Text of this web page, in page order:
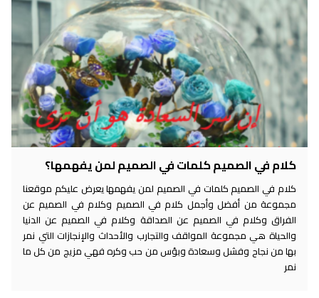
كلام في الصميم كلمات في الصميم لمن يفهمها؟
كلام في الصميم كلمات في الصميم لمن يفهمها يعرض عليكم موقعنا
مجموعة من أفضل وأجمل كلام في الصميم وكلام في الصميم عن
الفراق وكلام في الصميم عن الصداقة وكلام في الصميم عن الدنيا
والحياة هي مجموعة المواقف والتجارب والأحداث والإنجازات التي نمر
بها من نجاح وفشل وسعادة وبؤس من حب وكره فهي مزيج من كل ما
نمر